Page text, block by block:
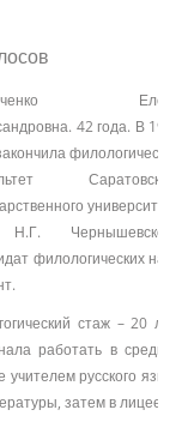
Елена
42 года. В 1997
филологический
Саратовского
университета
Чернышевского.
филологических наук,
стаж – 20 лет.
работать в средней
учителем русского языка
затем в лицее.